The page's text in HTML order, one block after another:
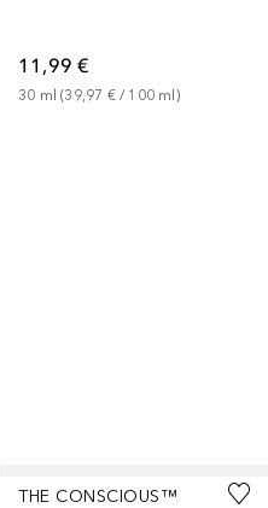
11,99 €
30 ml (39,97 € / 100 ml)
THE CONSCIOUS™